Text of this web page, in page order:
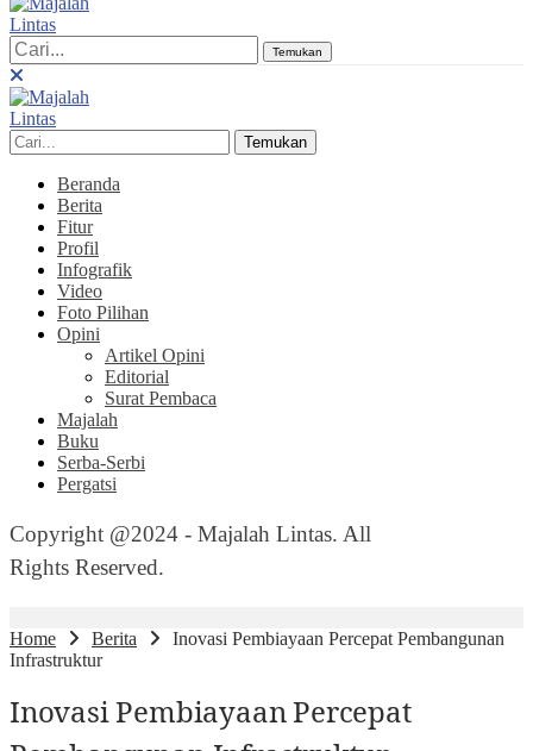
Temukan
Temukan
Beranda
Berita
Fitur
Profil
Infografik
Video
Foto Pilihan
Opini
Artikel Opini
Editorial
Surat Pembaca
Majalah
Buku
Serba-Serbi
Pergatsi
Copyright @2024 - Majalah Lintas. All
Rights Reserved.
Home Berita
Inovasi Pembiayaan Percepat Pembangunan
Infrastruktur
Inovasi Pembiayaan Percepat